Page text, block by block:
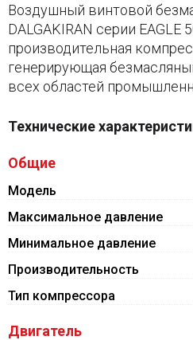
Воздушный винтовой
DALGAKIRAN серии
производительная
генерирующая
всех областей
Технические
Общие
Модель
Максимальное давление
Минимальное давление
Производительность
Тип компрессора
Двигатель